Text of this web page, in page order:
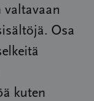
valtavaan
Osa
kuten